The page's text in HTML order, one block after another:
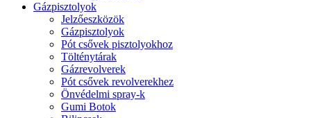
Gázpisztolyok
Jelzőeszközök
Gázpisztolyok
Pót csővek pisztolyokhoz
Tölténytárak
Gázrevolverek
Pót csővek revolverekhez
Önvédelmi spray-k
Gumi Botok